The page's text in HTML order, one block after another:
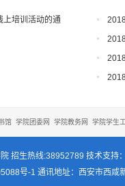
上培训活动的通
馆 学院团委网 学院教务网 学院学生
招生热线:38952789 技术支持
号-1 通讯地址：西安市西咸